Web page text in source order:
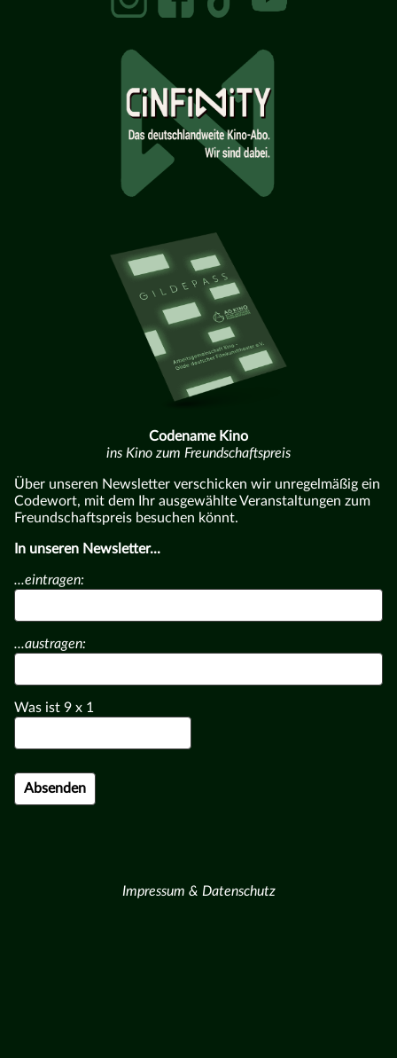
Codename Kino
ins Kino zum Freundschaftspreis
Über unseren Newsletter verschicken wir unregelmäßig ein
Codewort, mit dem Ihr ausgewählte Veranstaltungen zum
Freundschaftspreis besuchen könnt.
In unseren Newsletter...
...eintragen:
...austragen:
Was ist 9 x 1
Impressum & Datenschutz